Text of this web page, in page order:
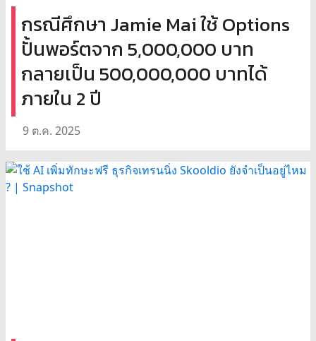
กรณีศึกษา Jamie Mai ใช้ Options
ปั้นพอร์ตจาก 5,000,000 บาท
กลายเป็น 500,000,000 บาทได้
ภายใน 2 ปี
9 ต.ค. 2025